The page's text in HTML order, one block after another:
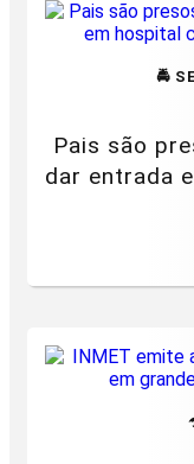
🚔
Pais são
dar entrada